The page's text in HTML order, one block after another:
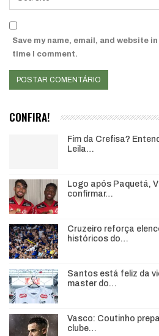
Save my name, email, and website
time I comment.
CONFIRA!
Fim da Crefisa?
Leila…
Logo após Paquetá,
confirmar…
Cruzeiro reforça
históricos do…
Santos está feliz da
master do…
Vasco: Coutinho
clube…